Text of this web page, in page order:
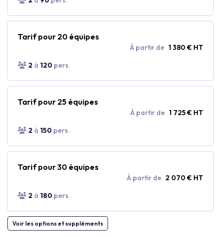
Tarif pour 20 équipes
À partir de 1 380 € HT
2 à 120 pers.
Tarif pour 25 équipes
À partir de 1 725 € HT
2 à 150 pers.
Tarif pour 30 équipes
À partir de 2 070 € HT
2 à 180 pers.
Voir les options et suppléments